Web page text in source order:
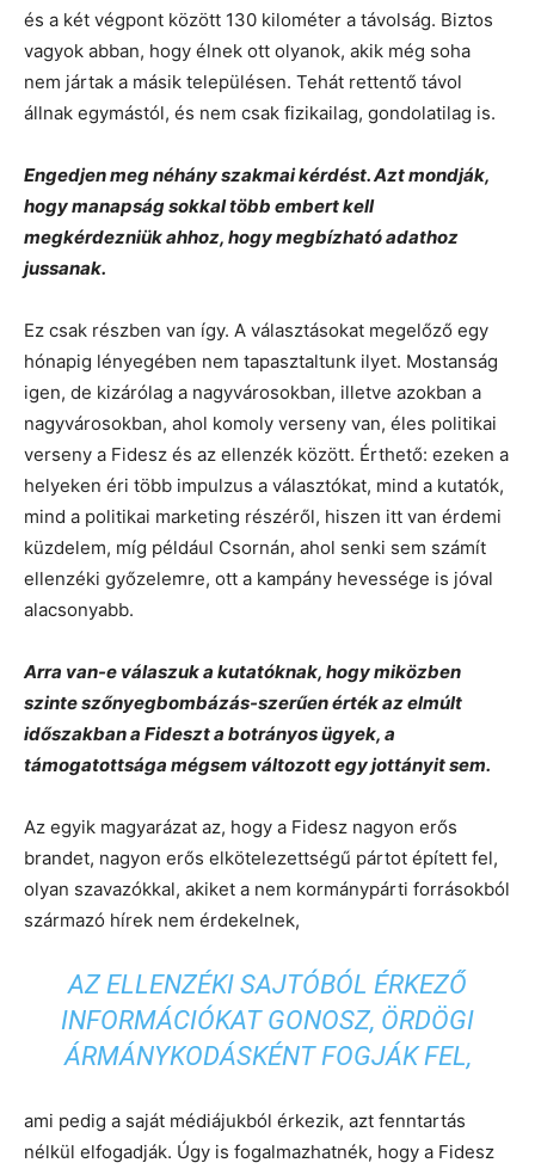
és a két végpont között 130 kilométer a távolság. Biztos
vagyok abban, hogy élnek ott olyanok, akik még soha
nem jártak a másik településen. Tehát rettentő távol
állnak egymástól, és nem csak fizikailag, gondolatilag is.
Engedjen meg néhány szakmai kérdést. Azt mondják,
hogy manapság sokkal több embert kell
megkérdezniük ahhoz, hogy megbízható adathoz
jussanak.
Ez csak részben van így. A választásokat megelőző egy
hónapig lényegében nem tapasztaltunk ilyet. Mostanság
igen, de kizárólag a nagyvárosokban, illetve azokban a
nagyvárosokban, ahol komoly verseny van, éles politikai
verseny a Fidesz és az ellenzék között. Érthető: ezeken a
helyeken éri több impulzus a választókat, mind a kutatók,
mind a politikai marketing részéről, hiszen itt van érdemi
küzdelem, míg például Csornán, ahol senki sem számít
ellenzéki győzelemre, ott a kampány hevessége is jóval
alacsonyabb.
Arra van-e válaszuk a kutatóknak, hogy miközben
szinte szőnyegbombázás-szerűen érték az elmúlt
időszakban a Fideszt a botrányos ügyek, a
támogatottsága mégsem változott egy jottányit sem.
Az egyik magyarázat az, hogy a Fidesz nagyon erős
brandet, nagyon erős elkötelezettségű pártot épített fel,
olyan szavazókkal, akiket a nem kormánypárti forrásokból
származó hírek nem érdekelnek,
AZ ELLENZÉKI SAJTÓBÓL ÉRKEZŐ
INFORMÁCIÓKAT GONOSZ, ÖRDÖGI
ÁRMÁNYKODÁSKÉNT FOGJÁK FEL,
ami pedig a saját médiájukból érkezik, azt fenntartás
nélkül elfogadják. Úgy is fogalmazhatnék, hogy a Fidesz